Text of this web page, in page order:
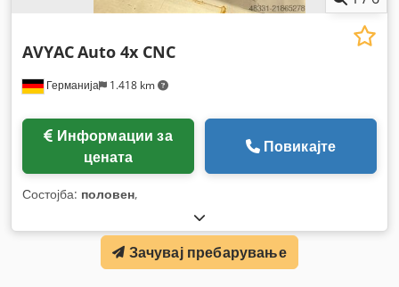
Германија 1.418 km
AVYACAuto 4x CNC
цената
Повикајте
Состојба: половен,
Зачувај пребарување